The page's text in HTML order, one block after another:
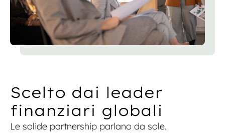
Scelto dai leader
finanziari globali
Le solide partnership parlano da sole.